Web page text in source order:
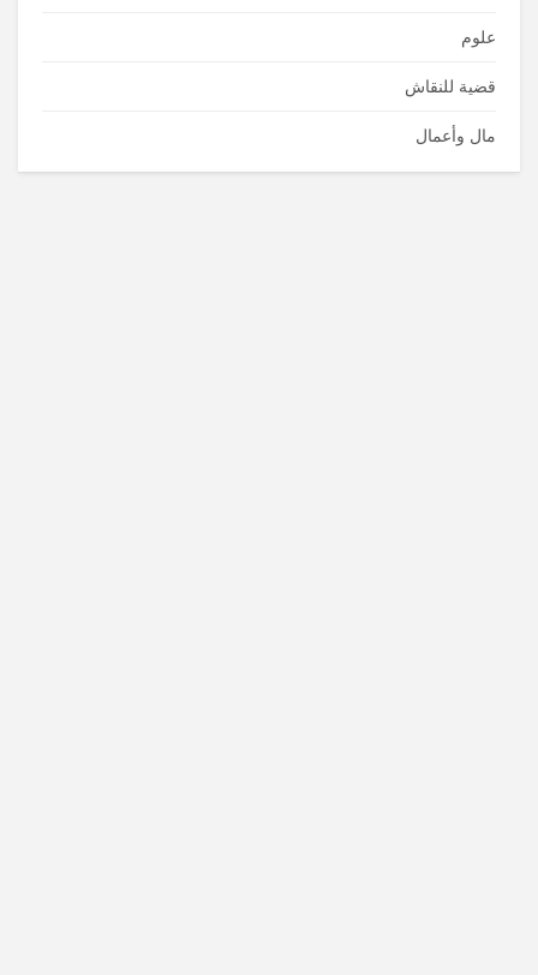
علوم
قضية للنقاش
مال وأعمال